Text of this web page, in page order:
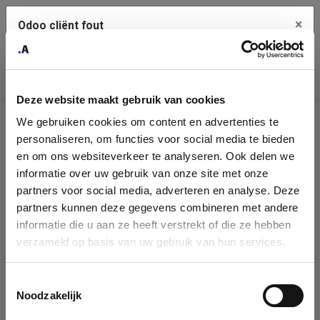
Deze website maakt gebruik van cookies
We gebruiken cookies om content en advertenties te
personaliseren, om functies voor social media te bieden
en om ons websiteverkeer te analyseren. Ook delen we
informatie over uw gebruik van onze site met onze
partners voor social media, adverteren en analyse. Deze
partners kunnen deze gegevens combineren met andere
informatie die u aan ze heeft verstrekt of die ze hebben
verzameld op basis van uw gebruik van hun services.
Noodzakelijk
Identificatie
onderneming
Please fill in your company details
You can search a company in our database by name, VAT or
enterprise ID. When a company is selected it will auto-complete the
form. If you don't find your company in our database, you can create
Odoo cliënt fout ×
klembord
Je dient de kopieer knop te gebruiken om de fout te melden
aan support.
Bekijk details